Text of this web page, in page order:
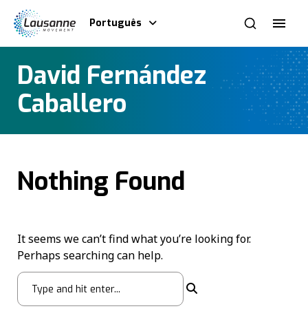
Português
David Fernández
Caballero
Nothing Found
It seems we can’t find what you’re looking for.
Perhaps searching can help.